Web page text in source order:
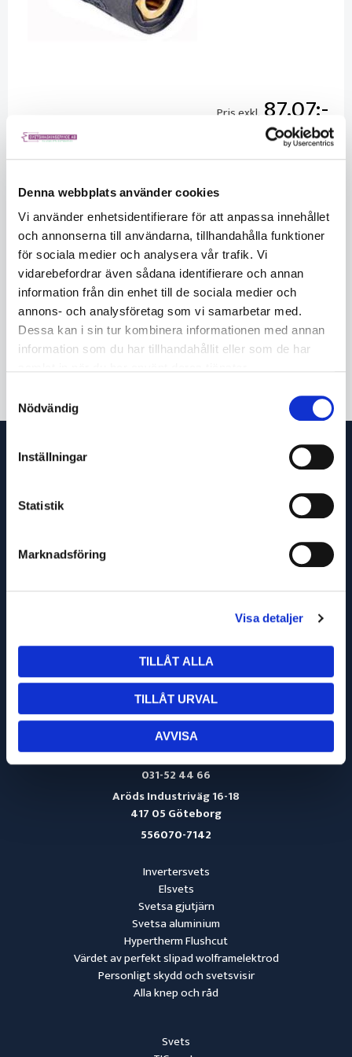
Denna webbplats använder cookies
Vi använder enhetsidentifierare för att anpassa innehållet
och annonserna till användarna, tillhandahålla funktioner
för sociala medier och analysera vår trafik. Vi
vidarebefordrar även sådana identifierare och annan
information från din enhet till de sociala medier och
annons- och analysföretag som vi samarbetar med.
Dessa kan i sin tur kombinera informationen med annan
information som du har tillhandahållit eller som de har
Nödvändig
Inställningar
Statistik
Marknadsföring
Visa detaljer
TILLÅT ALLA
TILLÅT URVAL
AVVISA
Pris exkl. 87.07
87.07
Säljs per
KÖP
Svets
Invertersvets
Elsvets
Svetsa gjutjärn
Svetsa aluminium
Hypertherm Flushcut
Värdet av perfekt slipad wolframelektrod
Personligt skydd och svetsvisir
Alla knep och råd
info@svetsmaskinservice.se
031-52 44 66
Aröds Industriväg 16-18
417 05 Göteborg
556070-7142
OM OSS